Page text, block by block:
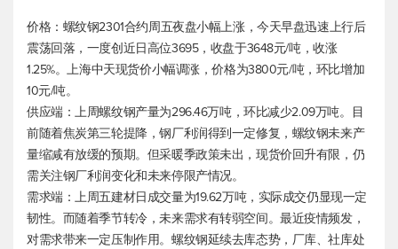
价格：螺纹钢2301合约周五夜盘小幅上涨，今天早盘迅速上行后
震荡回落，一度创近日高位3695，收盘于3648元/吨，收涨
1.25%。上海中天现货价小幅调涨，价格为3800元/吨，环比增加
10元/吨。
供应端：上周螺纹钢产量为296.46万吨，环比减少2.09万吨。目
前随着焦炭第三轮提降，钢厂利润得到一定修复，螺纹钢未来产
量缩减有放缓的预期。但采暖季政策未出，现货价回升有限，仍
需关注钢厂利润变化和未来停限产情况。
需求端：上周五建材日成交量为19.62万吨，实际成交仍显现一定
韧性。而随着季节转冷，未来需求有转弱空间。最近疫情频发，
对需求带来一定压制作用。螺纹钢延续去库态势，厂库、社库处